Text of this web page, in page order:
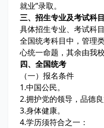
就业”录取。
三、招生专业及考试科目
具体招生专业、考试科
全国统考科目中，管理
心统一命题，其余由我校
四、全国统考
（一）报名条件
1.中国公民。
2.拥护党的领导，品德良
3.身体健康。
4.学历须符合之一：